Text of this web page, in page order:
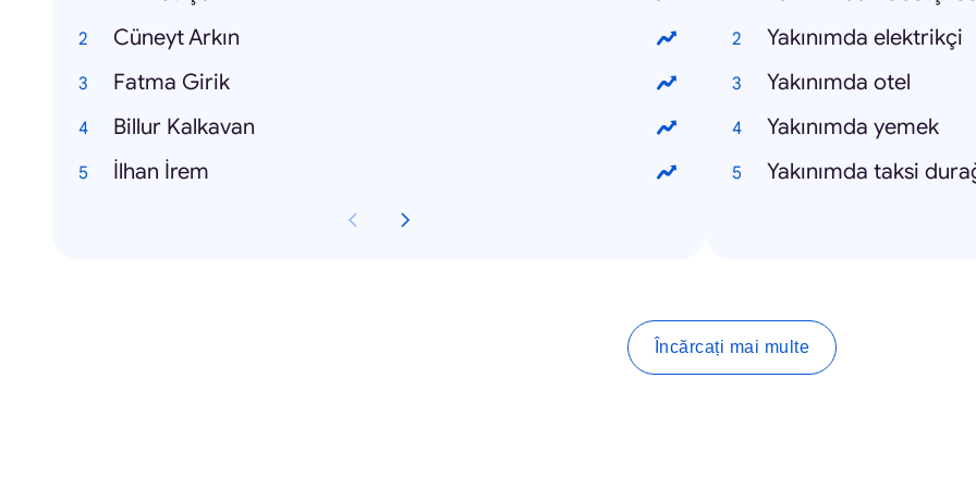
Cüneyt Arkın
Fatma Girik
Billur Kalkavan
İlhan İrem
Yakınımda elektrikçi
Yakınımda otel
Yakınımda yemek
Yakınımda taksi
Încărcați mai multe